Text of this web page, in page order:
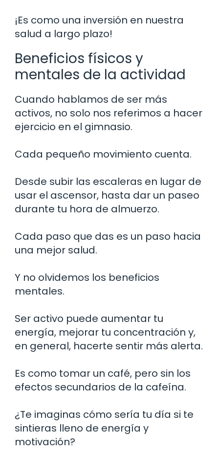
¡Es como una inversión en nuestra
salud a largo plazo!
Beneficios físicos y
mentales de la actividad
Cuando hablamos de ser más
activos, no solo nos referimos a hacer
ejercicio en el gimnasio.
Cada pequeño movimiento cuenta.
Desde subir las escaleras en lugar de
usar el ascensor, hasta dar un paseo
durante tu hora de almuerzo.
Cada paso que das es un paso hacia
una mejor salud.
Y no olvidemos los beneficios
mentales.
Ser activo puede aumentar tu
energía, mejorar tu concentración y,
en general, hacerte sentir más alerta.
Es como tomar un café, pero sin los
efectos secundarios de la cafeína.
¿Te imaginas cómo sería tu día si te
sintieras lleno de energía y
motivación?